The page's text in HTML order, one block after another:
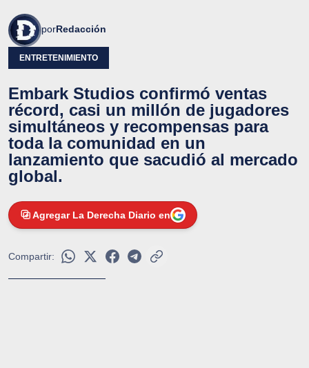
porRedacción
ENTRETENIMIENTO
Embark Studios confirmó ventas
récord, casi un millón de jugadores
simultáneos y recompensas para
toda la comunidad en un
lanzamiento que sacudió al mercado
global.
Agregar La Derecha Diario en
Compartir: